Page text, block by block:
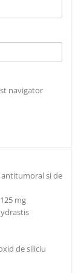
navigator
si de
mg
de siliciu